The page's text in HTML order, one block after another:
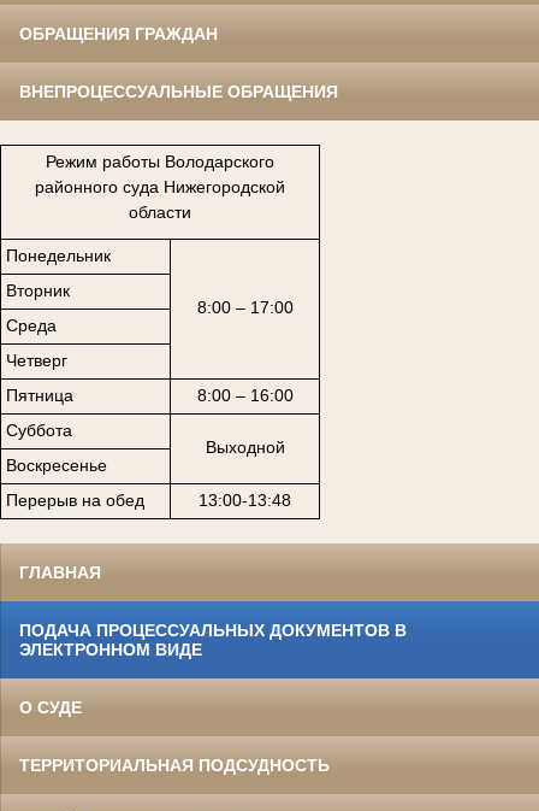
ОБРАЩЕНИЯ ГРАЖДАН
ВНЕПРОЦЕССУАЛЬНЫЕ ОБРАЩЕНИЯ
Режим работы Володарского
районного суда Нижегородской
области
Понедельник
8:00 – 17:00
Вторник
Среда
Четверг
Пятница
8:00 – 16:00
Суббота
Выходной
Воскресенье
Перерыв на обед
13:00-13:48
ГЛАВНАЯ
ПОДАЧА ПРОЦЕССУАЛЬНЫХ ДОКУМЕНТОВ В
ЭЛЕКТРОННОМ ВИДЕ
О СУДЕ
ТЕРРИТОРИАЛЬНАЯ ПОДСУДНОСТЬ